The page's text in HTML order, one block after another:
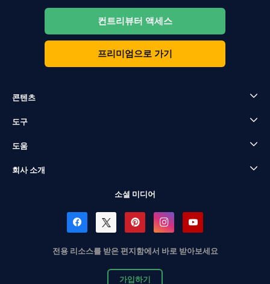
컨트리뷰터 액세스
프리미엄으로 가기
콘텐츠
도구
도움
회사 소개
소셜 미디어
전용 리소스를 받은 편지함에서 바로 받아보세요
가입하기